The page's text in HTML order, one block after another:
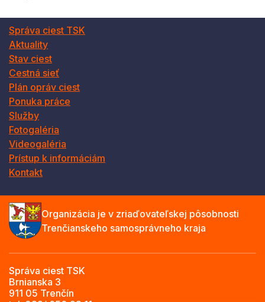
Správa ciest TSK
Aktuality
Stav ciest
Cestná sieť
Plán opráv ciest
Ponuka práce
Služby
Fotogaléria
Videogaléria
Prístup k informáciám
Kontakt
Organizácia je v zriaďovateľskej pôsobnosti
Trenčianskeho samosprávneho kraja
Správa ciest TSK
Brnianska 3
911 05 Trenčín